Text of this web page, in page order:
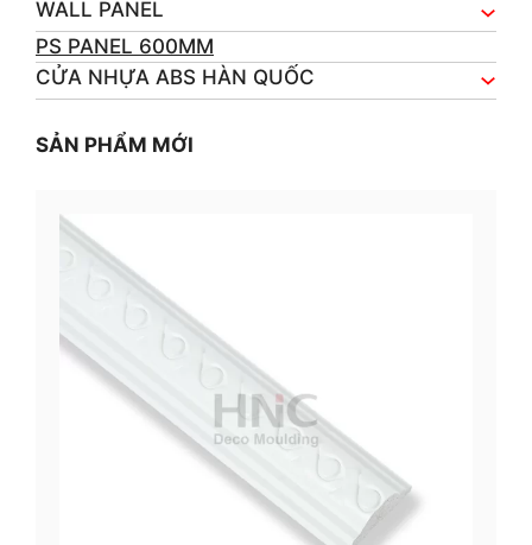
WALL PANEL
PS PANEL 600MM
CỬA NHỰA ABS HÀN QUỐC
SẢN PHẨM MỚI